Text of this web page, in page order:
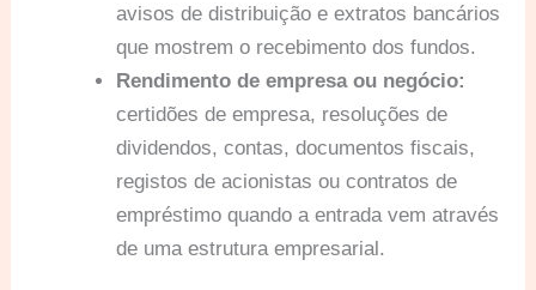
avisos de distribuição e extratos bancários
que mostrem o recebimento dos fundos.
Rendimento de empresa ou negócio:
certidões de empresa, resoluções de
dividendos, contas, documentos fiscais,
registos de acionistas ou contratos de
empréstimo quando a entrada vem através
de uma estrutura empresarial.